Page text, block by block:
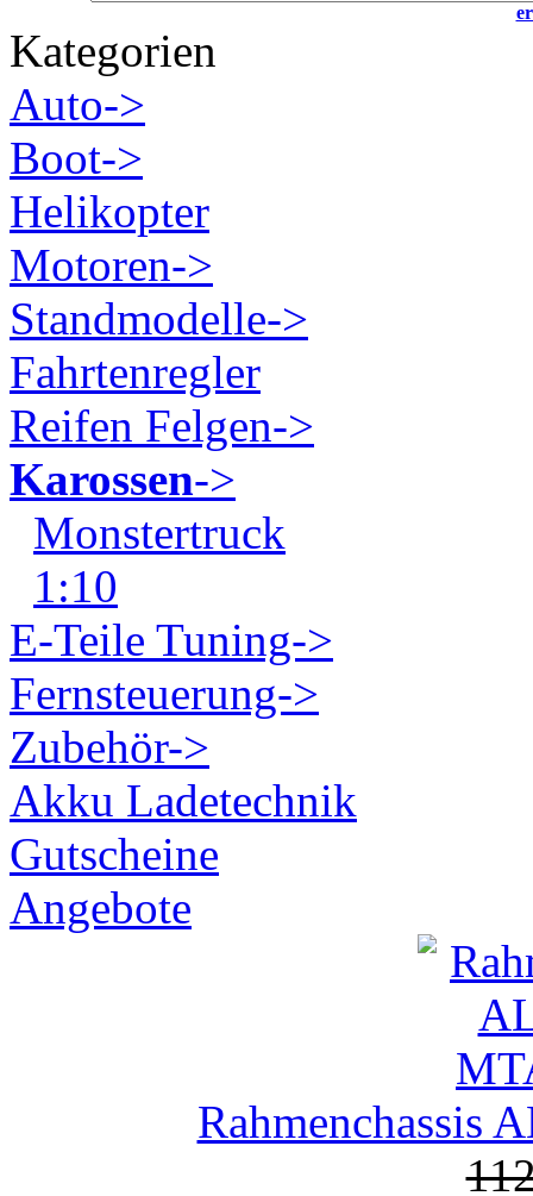
Kategorien
Auto->
Boot->
Helikopter
Motoren->
Standmodelle->
Fahrtenregler
Reifen Felgen->
Karossen->
Monstertruck
1:10
E-Teile Tuning->
Fernsteuerung->
Zubehör->
Akku Ladetechnik
Gutscheine
Angebote
Rahmenchassis